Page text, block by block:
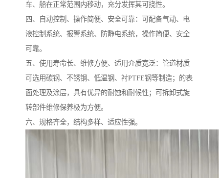
车、船在正常范围内移动，充分发挥其可挠性。
四、自动控制、操作简便、安全可靠：可配备气动、电
液控制系统、报警系统、防静电系统，操作简便、安全
可靠。
五、使用寿命长、维修方便、适用介质宽泛：管道材质
可选用碳钢、不锈钢、低温钢、衬PTFE钢等制造；的表
面处理及涂层，具有优异的耐蚀和耐候性；可拆卸式旋
转部件维修保养极为方便。
六、规格齐全，结构多样、适应性强。